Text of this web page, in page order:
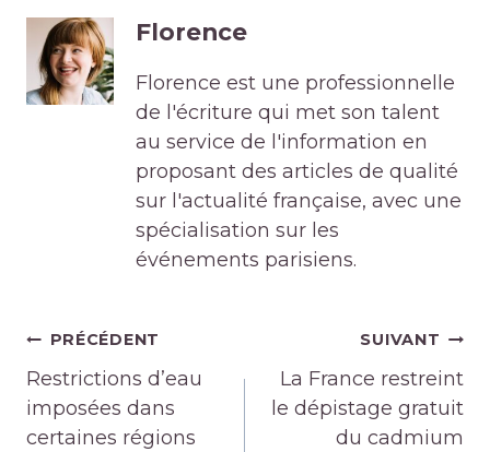
Florence
Florence est une professionnelle
de l'écriture qui met son talent
au service de l'information en
proposant des articles de qualité
sur l'actualité française, avec une
spécialisation sur les
événements parisiens.
Navigation
de
l’article
PRÉCÉDENT
Restrictions d’eau
imposées dans
certaines régions
SUIVANT
La France restreint
le dépistage gratuit
du cadmium